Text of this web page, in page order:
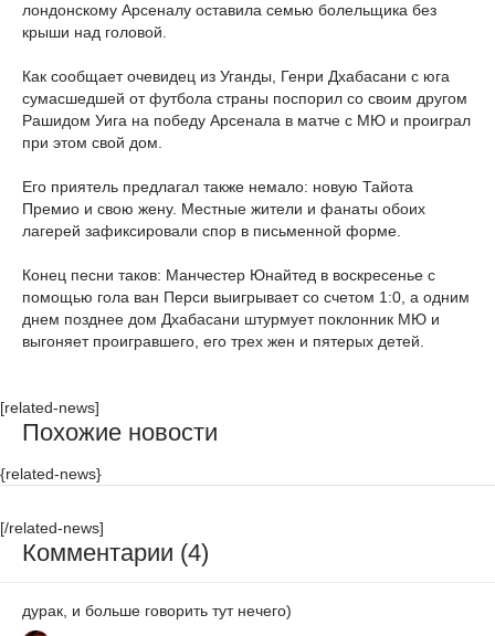
лондонскому Арсеналу оставила семью болельщика без
крыши над головой.
Как сообщает очевидец из Уганды, Генри Дхабасани с юга
сумасшедшей от футбола страны поспорил со своим другом
Рашидом Уига на победу Арсенала в матче с МЮ и проиграл
при этом свой дом.
Его приятель предлагал также немало: новую Тайота
Премио и свою жену. Местные жители и фанаты обоих
лагерей зафиксировали спор в письменной форме.
Конец песни таков: Манчестер Юнайтед в воскресенье с
помощью гола ван Перси выигрывает со счетом 1:0, а одним
днем позднее дом Дхабасани штурмует поклонник МЮ и
выгоняет проигравшего, его трех жен и пятерых детей.
[related-news]
Похожие новости
{related-news}
[/related-news]
Комментарии (4)
дурак, и больше говорить тут нечего)